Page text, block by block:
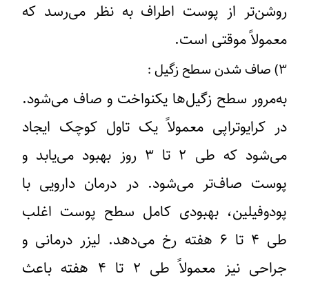
روشن‌تر از پوست اطراف به نظر می‌رسد که
معمولاً موقتی است.
۳) صاف شدن سطح زگیل :
به‌مرور سطح زگیل‌ها یکنواخت و صاف می‌شود.
در کرایوتراپی معمولاً یک تاول کوچک ایجاد
می‌شود که طی ۲ تا ۳ روز بهبود می‌یابد و
پوست صاف‌تر می‌شود. در درمان دارویی با
پودوفیلین، بهبودی کامل سطح پوست اغلب
طی ۴ تا ۶ هفته رخ می‌دهد. لیزر درمانی و
جراحی نیز معمولاً طی ۲ تا ۴ هفته باعث